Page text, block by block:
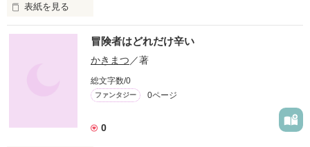
表紙を見る
つらいからもうホントにもうやだ（↑＿↑）
作品を読む
冒険者はどれだけ辛い
かきまつ ／著
総文字数/0
ファンタジー 0ページ
0